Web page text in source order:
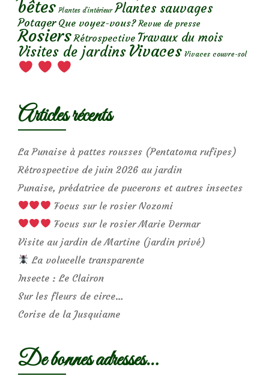
bêtes Plantes d’intérieur Plantes sauvages
Potager Que voyez-vous? Revue de presse
Rosiers Rétrospective Travaux du mois
Visites de jardins Vivaces Vivaces couvre-sol
Articles récents
La Punaise à pattes rousses (Pentatoma rufipes)
Rétrospective de juin 2026 au jardin
Punaise, prédatrice de pucerons et autres insectes
Focus sur le rosier Nozomi
Focus sur le rosier Marie Dermar
Visite au jardin de Martine (jardin privé)
La volucelle transparente
Insecte : Le Clairon
Sur les fleurs de circe…
Corise de la Jusquiame
De bonnes adresses…